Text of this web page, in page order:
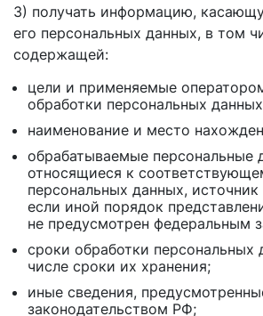
3) получать информацию,
его персональных данных, в том
содержащей:
цели и применяемые
обработки персональных
наименование и место
обрабатываемые персональные
относящиеся к
персональных данных, источник
если иной порядок
не предусмотрен федеральным
сроки обработки персональных
числе сроки их хранения;
иные сведения,
законодательством РФ;